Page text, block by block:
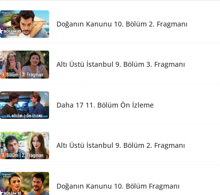
Doğanın Kanunu 10. Bölüm 2. Fragmanı
Altı Üstü İstanbul 9. Bölüm 3. Fragmanı
Daha 17 11. Bölüm Ön İzleme
Altı Üstü İstanbul 9. Bölüm 2. Fragmanı
Doğanın Kanunu 10. Bölüm Fragmanı